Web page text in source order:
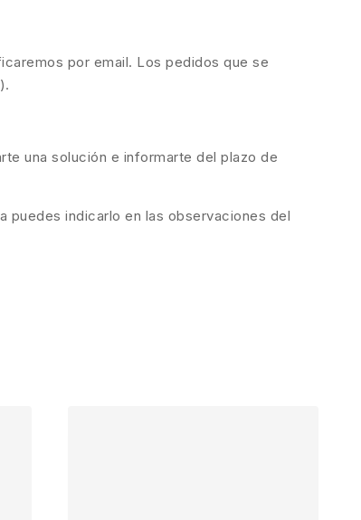
por email. Los pedidos que se
una solución e informarte del plazo de
puedes indicarlo en las observaciones del